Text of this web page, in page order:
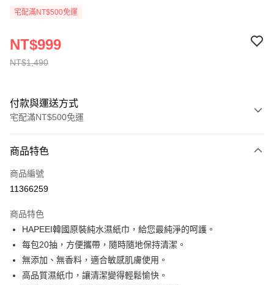
宅配滿NT$500免運
NT$1,490
NT$999
付款與運送方式
宅配滿NT$500免運
信用卡一次付款
Apple Pay
貨到付款
運送方式
宅配(滿500元免運費)
商品特色
商品編號
11366259
商品特色
HAPEEI韓國原裝純水濕紙巾，給您最純淨的呵護。
每包20抽，方便攜帶，隨時隨地保持清潔。
無添加、無香料，適合敏感肌膚使用。
高品質濕紙巾，讓清潔變得輕鬆愉快。